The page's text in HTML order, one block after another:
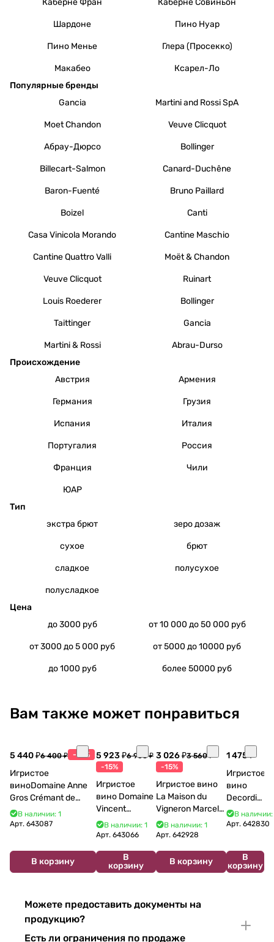
Шардоне Пино Нуар
Пино Менье Глера (Просекко)
Макабео
Ксарел-Ло
Популярные бренды
Gancia
Martini and Rossi SpA
Moet Chandon Veuve Clicquot
Абрау-Дюрсо Bollinger
Billecart-Salmon Canard-Duchêne
Baron-Fuenté Bruno Paillard
Boizel Canti
Casa Vinicola Morando Cantine Maschio
Cantine Quattro Valli Moët & Chandon
Veuve Clicquot Ruinart
Louis Roederer Bollinger
Taittinger Gancia
Martini & Rossi
Abrau-Durso
Происхождение
Австрия
Армения
Германия Грузия
Испания Италия
Португалия Россия
Франция Чили
ЮАР
Тип
экстра брют
зеро дозаж
сухое брют
сладкое полусухое
полусладкое
Цена
до 3000 руб
от 10 000 до 50 000 руб
от 3000 до 5 000 руб от 5000 до 10000 руб
до 1000 руб более 50000 руб
Вам также может понравиться
5 440 ₽6 400 ₽ -15%
Игристое
виноDomaine Anne
Gros Crémant de
Bourgogne La Fun en
Bulles Chardonnay et
В наличии: 1
Арт. 643087
В корзину
5 923 ₽6 968 ₽
-15%
Игристое
вино Domaine
Vincent
Bouzereau
Crémant de
В наличии: 1
Арт. 643066
В
корзину
3 026 ₽3 560 ₽
-15%
Игристое вино
La Maison du
Vigneron Marcel
Cabelier Cremant
du Jura
В наличии: 1
Арт.642928
В корзину
1 475 ₽
Игристое
вино
Decordi
Costa Blu
Brut 750
В наличии:
Арт. 642830
В
корзину
Можете предоставить документы на
продукцию?
Есть ли ограничения по продаже